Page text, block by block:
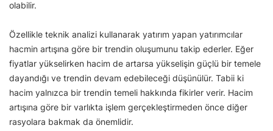
olabilir.
Özellikle teknik analizi kullanarak yatırım yapan yatırımcılar
hacmin artışına göre bir trendin oluşumunu takip ederler. Eğer
fiyatlar yükselirken hacim de artarsa yükselişin güçlü bir temele
dayandığı ve trendin devam edebileceği düşünülür. Tabii ki
hacim yalnızca bir trendin temeli hakkında fikirler verir. Hacim
artışına göre bir varlıkta işlem gerçekleştirmeden önce diğer
rasyolara bakmak da önemlidir.